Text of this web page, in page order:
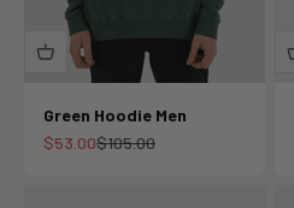
Green Hoodie Men
Angebot
$53.00Regulärer Preis
$105.00